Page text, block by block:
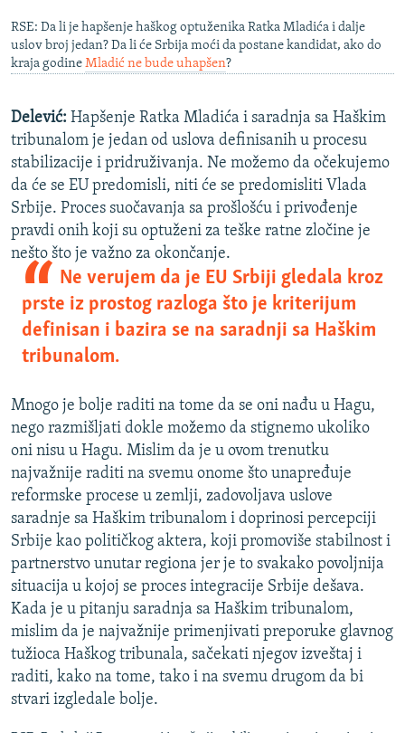
RSE: Da li je hapšenje haškog optuženika Ratka Mladića i dalje
uslov broj jedan? Da li će Srbija moći da postane kandidat, ako do
kraja godine Mladić ne bude uhapšen?
Delević: Hapšenje Ratka Mladića i saradnja sa Haškim
tribunalom je jedan od uslova definisanih u procesu
stabilizacije i pridruživanja. Ne možemo da očekujemo
da će se EU predomisli, niti će se predomisliti Vlada
Srbije. Proces suočavanja sa prošlošću i privođenje
pravdi onih koji su optuženi za teške ratne zločine je
nešto što je važno za okončanje.
Ne verujem da je EU Srbiji gledala kroz
prste iz prostog razloga što je kriterijum
definisan i bazira se na saradnji sa Haškim
tribunalom.
Mnogo je bolje raditi na tome da se oni nađu u Hagu,
nego razmišljati dokle možemo da stignemo ukoliko
oni nisu u Hagu. Mislim da je u ovom trenutku
najvažnije raditi na svemu onome što unapređuje
reformske procese u zemlji, zadovoljava uslove
saradnje sa Haškim tribunalom i doprinosi percepciji
Srbije kao političkog aktera, koji promoviše stabilnost i
partnerstvo unutar regiona jer je to svakako povoljnija
situacija u kojoj se proces integracije Srbije dešava.
Kada je u pitanju saradnja sa Haškim tribunalom,
mislim da je najvažnije primenjivati preporuke glavnog
tužioca Haškog tribunala, sačekati njegov izveštaj i
raditi, kako na tome, tako i na svemu drugom da bi
stvari izgledale bolje.